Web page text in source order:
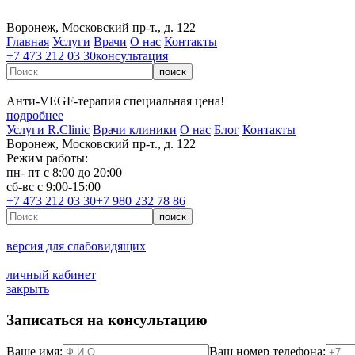
Воронеж, Московский пр-т., д. 122
Главная Услуги Врачи О нас Контакты
+7 473 212 03 30консультация
Анти‑VEGF‑терапия специальная цена!
подробнее
Услуги R.Clinic Врачи клиники О нас Блог Контакты
Воронеж, Московский пр-т., д. 122
Режим работы:
пн- пт с 8:00 до 20:00
сб-вс с 9:00-15:00
+7 473 212 03 30+7 980 232 78 86
версия для слабовидящих
личный кабинет
закрыть
Записаться на консультацию
Ваше имя: Ваш номер телефона: